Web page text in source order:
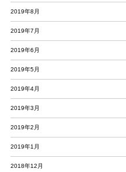
2019年8月
2019年7月
2019年6月
2019年5月
2019年4月
2019年3月
2019年2月
2019年1月
2018年12月